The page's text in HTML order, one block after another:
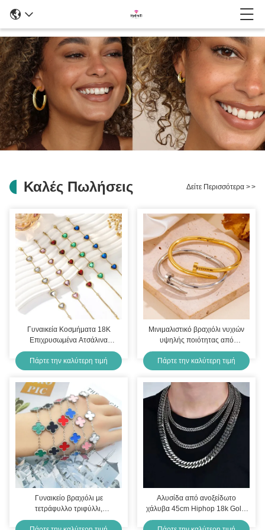
Καλές Πωλήσεις Δείτε Περισσότερα >>
Γυναικεία Κοσμήματα 18K
Επιχρυσωμένα Ατσάλινα
Αλυσίδα Κρύσταλλο Βραχιόλια
για Γυναίκες
Πάρτε την καλύτερη τιμή
Μινιμαλιστικό βραχιόλι νυχιών
υψηλής ποιότητας από
ανοξείδωτο χάλυβα
Πάρτε την καλύτερη τιμή
Γυναικείο βραχιόλι με
τετράφυλλο τριφύλλι,
επιχρυσωμένο ανοξείδωτο
Αλυσίδα από ανοξείδωτο
χάλυβα 45cm Hiphop 18k Gold,
ανθεκτική στο μαύρισμα,